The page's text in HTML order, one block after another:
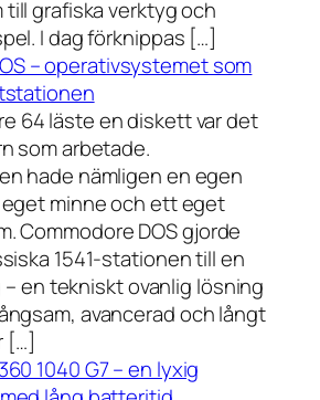
grafiska verktyg och
I dag förknippas […]
– operativsystemet som
64 läste en diskett var det
som arbetade.
hade nämligen en egen
minne och ett eget
Commodore DOS gjorde
1541-stationen till en
en tekniskt ovanlig lösning
avancerad och långt
[…]
1040 G7 – en lyxig